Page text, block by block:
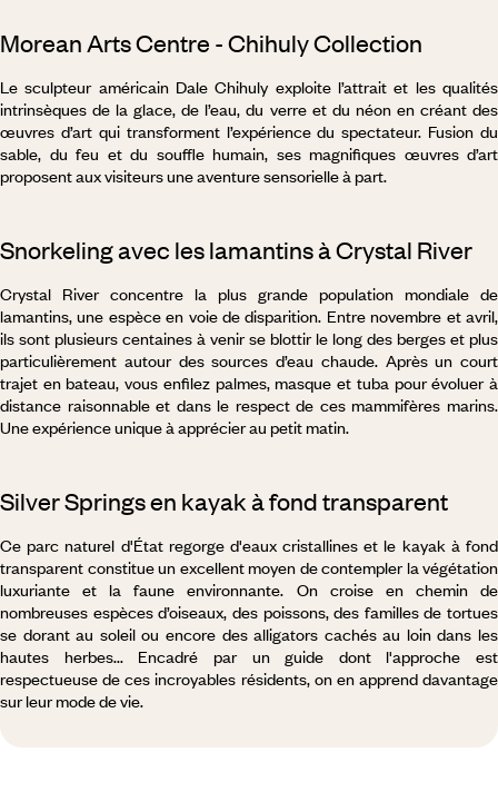
Morean Arts Centre - Chihuly Collection
Le sculpteur américain Dale Chihuly exploite l’attrait et les qualités
intrinsèques de la glace, de l’eau, du verre et du néon en créant des
œuvres d’art qui transforment l’expérience du spectateur. Fusion du
sable, du feu et du souffle humain, ses magnifiques œuvres d’art
proposent aux visiteurs une aventure sensorielle à part.
Snorkeling avec les lamantins à Crystal River
Crystal River concentre la plus grande population mondiale de
lamantins, une espèce en voie de disparition. Entre novembre et avril,
ils sont plusieurs centaines à venir se blottir le long des berges et plus
particulièrement autour des sources d’eau chaude. Après un court
trajet en bateau, vous enfilez palmes, masque et tuba pour évoluer à
distance raisonnable et dans le respect de ces mammifères marins.
Une expérience unique à apprécier au petit matin.
Silver Springs en kayak à fond transparent
Ce parc naturel d'État regorge d'eaux cristallines et le kayak à fond
transparent constitue un excellent moyen de contempler la végétation
luxuriante et la faune environnante. On croise en chemin de
nombreuses espèces d’oiseaux, des poissons, des familles de tortues
se dorant au soleil ou encore des alligators cachés au loin dans les
hautes herbes... Encadré par un guide dont l'approche est
respectueuse de ces incroyables résidents, on en apprend davantage
sur leur mode de vie.